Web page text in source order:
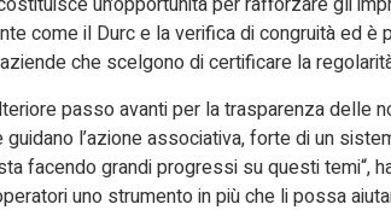
come il Durc e la verifica di congruità ed è
che scelgono di certificare la
passo avanti per la trasparenza delle
l’azione associativa, forte di un
facendo grandi progressi su questi temi“,
uno strumento in più che li possa